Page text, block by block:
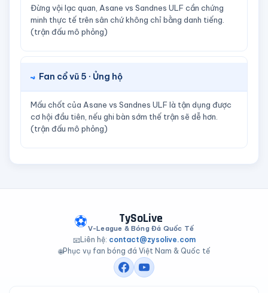
Đừng vội lạc quan, Asane vs Sandnes ULF cần chứng
minh thực tế trên sân chứ không chỉ bằng danh tiếng.
(trận đấu mô phỏng)
Fan cổ vũ 5 · Ủng hộ
Mấu chốt của Asane vs Sandnes ULF là tận dụng được
cơ hội đầu tiên, nếu ghi bàn sớm thế trận sẽ dễ hơn.
(trận đấu mô phỏng)
⚽ TySoLive
V-League & Bóng Đá Quốc Tế
📧Liên hệ: contact@zysolive.com
🌐Phục vụ fan bóng đá Việt Nam & Quốc tế